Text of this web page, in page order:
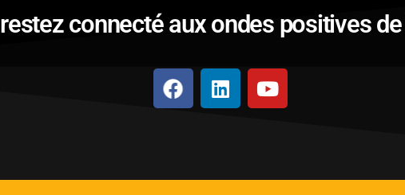
restez connecté aux ondes positives de